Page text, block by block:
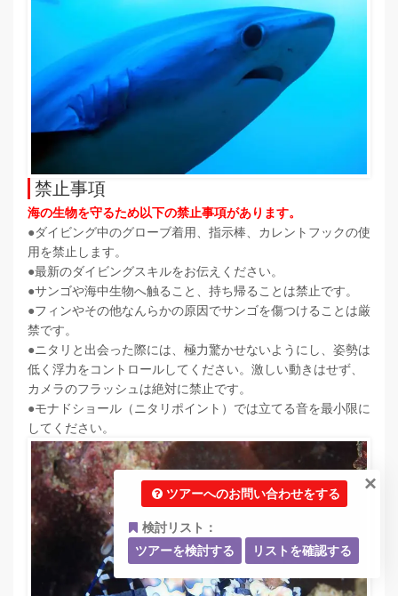
禁止事項
海の生物を守るため以下の禁止事項があります。
●ダイビング中のグローブ着用、指示棒、カレントフックの使
用を禁止します。
●最新のダイビングスキルをお伝えください。
●サンゴや海中生物へ触ること、持ち帰ることは禁止です。
●フィンやその他なんらかの原因でサンゴを傷つけることは厳
禁です。
●ニタリと出会った際には、極力驚かせないようにし、姿勢は
低く浮力をコントロールしてください。激しい動きはせず、
カメラのフラッシュは絶対に禁止です。
●モナドショール（ニタリポイント）では立てる音を最小限に
してください。
×
ツアーへのお問い合わせをする
検討リスト：
ツアーを検討する
リストを確認する